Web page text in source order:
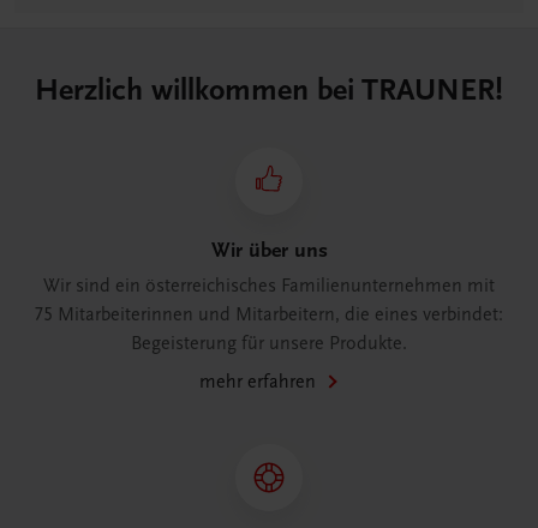
Herzlich willkommen bei TRAUNER!
Wir über uns
Wir sind ein österreichisches Familienunternehmen mit
75 Mitarbeiterinnen und Mitarbeitern, die eines verbindet:
Begeisterung für unsere Produkte.
mehr erfahren